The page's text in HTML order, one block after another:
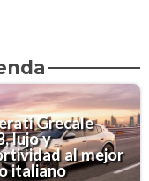
Grecale
lujo y
al mejor
italiano